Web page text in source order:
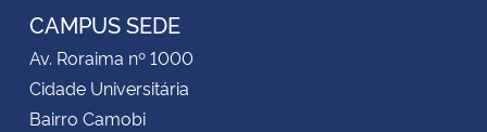
CAMPUS SEDE
Av. Roraima nº 1000
Cidade Universitária
Bairro Camobi